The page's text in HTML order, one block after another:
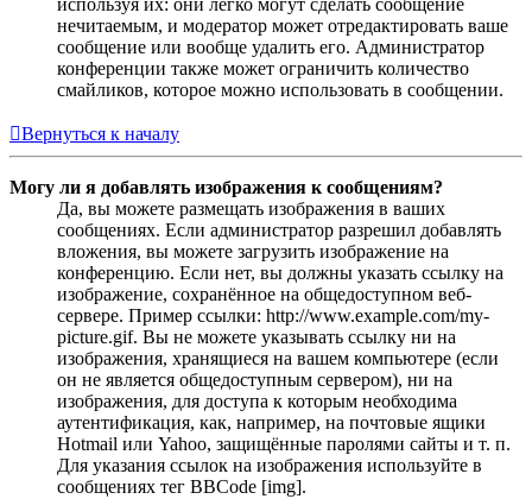
используя их: они легко могут сделать сообщение
нечитаемым, и модератор может отредактировать ваше
сообщение или вообще удалить его. Администратор
конференции также может ограничить количество
смайликов, которое можно использовать в сообщении.
Вернуться к началу
Могу ли я добавлять изображения к сообщениям?
Да, вы можете размещать изображения в ваших
сообщениях. Если администратор разрешил добавлять
вложения, вы можете загрузить изображение на
конференцию. Если нет, вы должны указать ссылку на
изображение, сохранённое на общедоступном веб-
сервере. Пример ссылки: http://www.example.com/my-
picture.gif. Вы не можете указывать ссылку ни на
изображения, хранящиеся на вашем компьютере (если
он не является общедоступным сервером), ни на
изображения, для доступа к которым необходима
аутентификация, как, например, на почтовые ящики
Hotmail или Yahoo, защищённые паролями сайты и т. п.
Для указания ссылок на изображения используйте в
сообщениях тег BBCode [img].